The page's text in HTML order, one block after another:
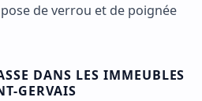
de verrou et de poignée
DANS LES IMMEUBLES
GERVAIS